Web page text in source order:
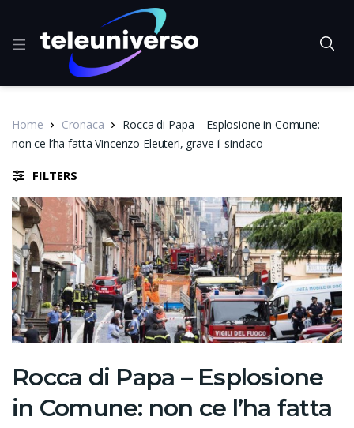
Home Cronaca
Rocca di Papa – Esplosione in Comune:
non ce l’ha fatta Vincenzo Eleuteri, grave il sindaco
FILTERS
Rocca di Papa – Esplosione
in Comune: non ce l’ha fatta